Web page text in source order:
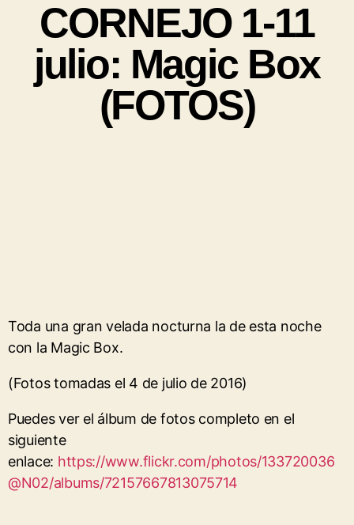
CORNEJO 1-11
julio: Magic Box
(FOTOS)
Toda una gran velada nocturna la de esta noche
con la Magic Box.
(Fotos tomadas el 4 de julio de 2016)
Puedes ver el álbum de fotos completo en el
siguiente
enlace: https://www.flickr.com/photos/133720036
@N02/albums/72157667813075714